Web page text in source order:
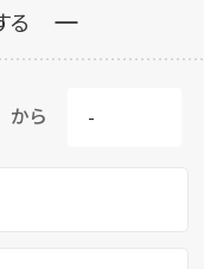
る
から